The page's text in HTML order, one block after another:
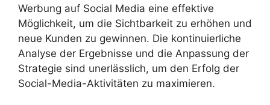
Werbung auf Social Media eine effektive
Möglichkeit, um die Sichtbarkeit zu erhöhen und
neue Kunden zu gewinnen. Die kontinuierliche
Analyse der Ergebnisse und die Anpassung der
Strategie sind unerlässlich, um den Erfolg der
Social-Media-Aktivitäten zu maximieren.